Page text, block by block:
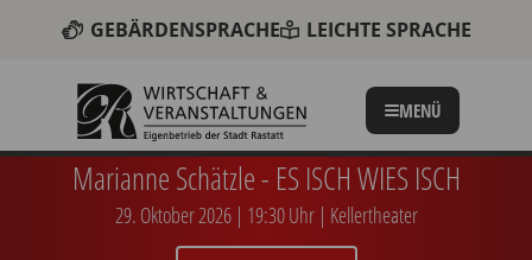
GEBÄRDENSPRACHE LEICHTE SPRACHE
MENÜ
Marianne Schätzle - ES ISCH WIES ISCH
29. Oktober 2026 | 19:30 Uhr | Kellertheater